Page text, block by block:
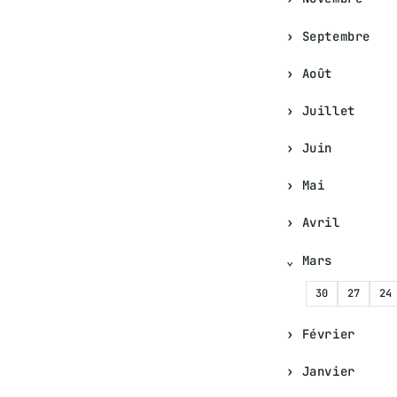
Septembre
Août
Juillet
Juin
Mai
Avril
Mars
30 27 24
Février
Janvier